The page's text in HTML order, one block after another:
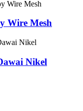
Wire Mesh
Nikel